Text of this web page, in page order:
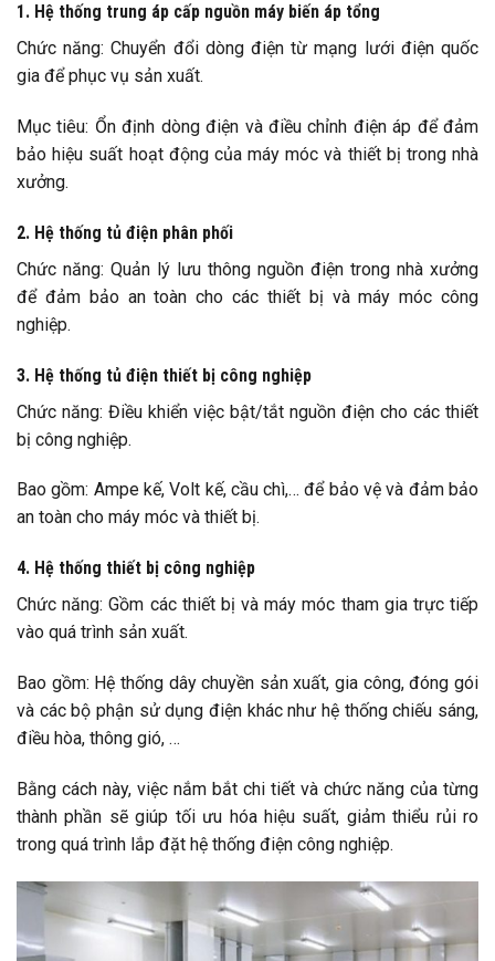
1. Hệ thống trung áp cấp nguồn máy biến áp tổng
Chức năng: Chuyển đổi dòng điện từ mạng lưới điện quốc
gia để phục vụ sản xuất.
Mục tiêu: Ổn định dòng điện và điều chỉnh điện áp để đảm
bảo hiệu suất hoạt động của máy móc và thiết bị trong nhà
xưởng.
2. Hệ thống tủ điện phân phối
Chức năng: Quản lý lưu thông nguồn điện trong nhà xưởng
để đảm bảo an toàn cho các thiết bị và máy móc công
nghiệp.
3. Hệ thống tủ điện thiết bị công nghiệp
Chức năng: Điều khiển việc bật/tắt nguồn điện cho các thiết
bị công nghiệp.
Bao gồm: Ampe kế, Volt kế, cầu chì,… để bảo vệ và đảm bảo
an toàn cho máy móc và thiết bị.
4. Hệ thống thiết bị công nghiệp
Chức năng: Gồm các thiết bị và máy móc tham gia trực tiếp
vào quá trình sản xuất.
Bao gồm: Hệ thống dây chuyền sản xuất, gia công, đóng gói
và các bộ phận sử dụng điện khác như hệ thống chiếu sáng,
điều hòa, thông gió, …
Bằng cách này, việc nắm bắt chi tiết và chức năng của từng
thành phần sẽ giúp tối ưu hóa hiệu suất, giảm thiểu rủi ro
trong quá trình lắp đặt hệ thống điện công nghiệp.